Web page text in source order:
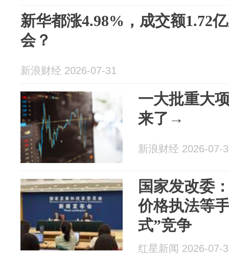
新华都涨4.98%，成交额1.72
会？
新浪财经 2026-07-31
一大批重大
来了→
新浪财经 2026-07-
国家发改委
价格执法等
式”竞争
红星新闻 2026-07-